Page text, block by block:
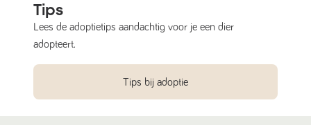
Tips
Lees de adoptietips aandachtig voor je een dier
adopteert.
Tips bij adoptie